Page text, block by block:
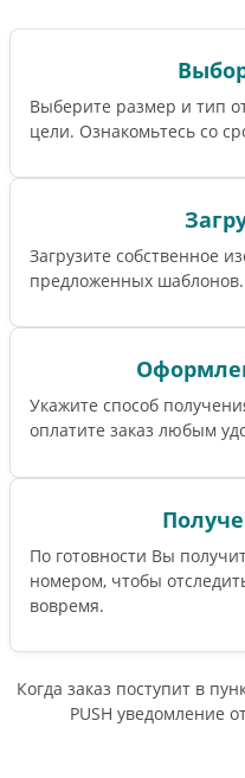
Выберите размер и тип
цели. Ознакомьтесь со
Загрузите собственное
предложенных
Укажите способ
оплатите заказ любым
По готовности Вы
номером, чтобы
вовремя.
Когда заказ поступит в
PUSH уведомление